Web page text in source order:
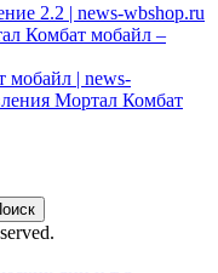
2.2 | news-wbshop.ru
Комбат мобайл –
| news-
Мортал Комбат